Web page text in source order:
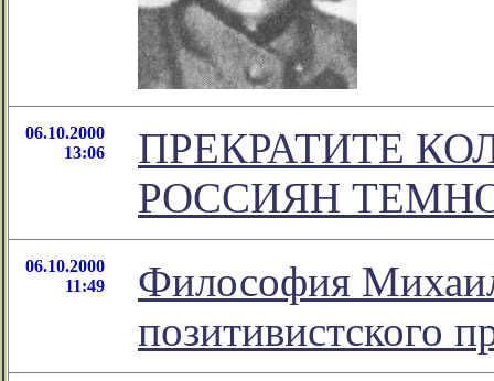
06.10.2000
13:06
ПРЕКРАТИТЕ
РОССИЯН
06.10.2000
11:49
Философия
позитивистского